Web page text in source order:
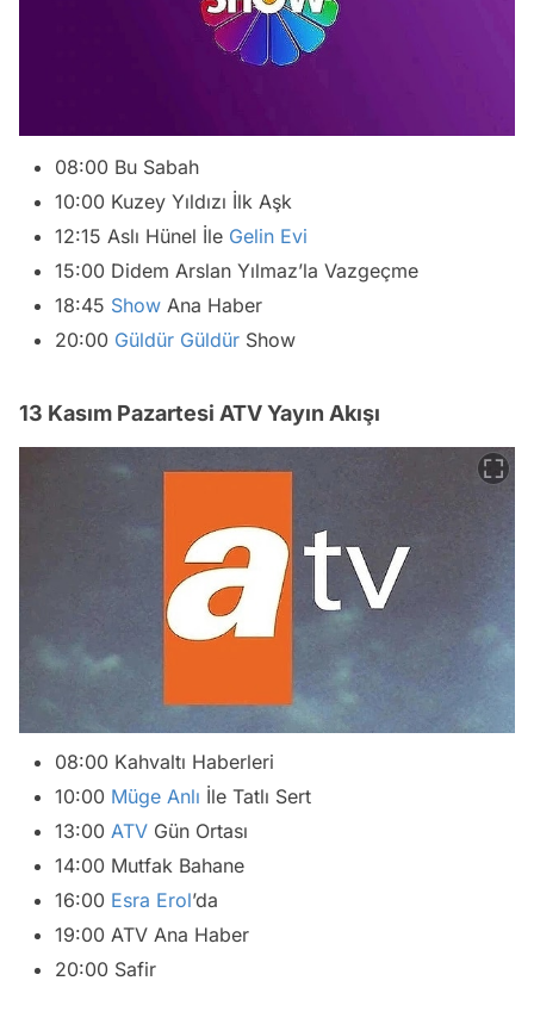
08:00 Bu Sabah
10:00 Kuzey Yıldızı İlk Aşk
12:15 Aslı Hünel İle Gelin Evi
15:00 Didem Arslan Yılmaz’la Vazgeçme
18:45 Show Ana Haber
20:00 Güldür Güldür Show
13 Kasım Pazartesi ATV Yayın Akışı
08:00 Kahvaltı Haberleri
10:00 Müge Anlı İle Tatlı Sert
13:00 ATV Gün Ortası
14:00 Mutfak Bahane
16:00 Esra Erol’da
19:00 ATV Ana Haber
20:00 Safir